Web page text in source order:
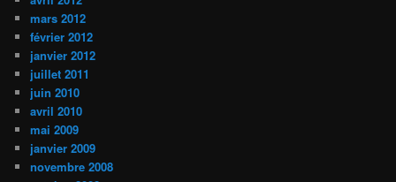
mars 2012
février 2012
janvier 2012
juillet 2011
juin 2010
avril 2010
mai 2009
janvier 2009
novembre 2008